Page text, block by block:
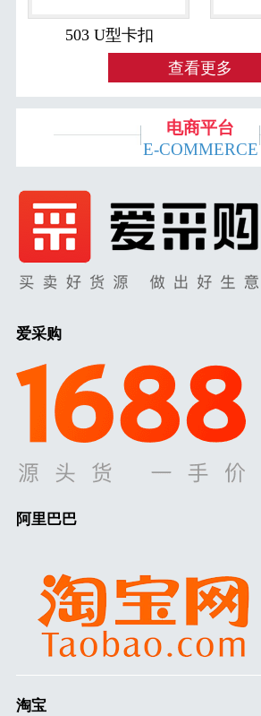
503 U型卡扣
查看更多
电商平台
E-COMMERCE
爱采购
阿里巴巴
淘宝